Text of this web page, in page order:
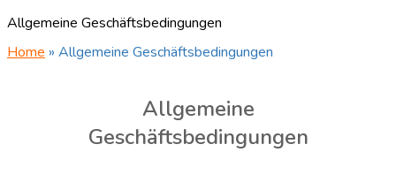
Allgemeine Geschäftsbedingungen
Home » Allgemeine Geschäftsbedingungen
Allgemeine
Geschäftsbedingungen